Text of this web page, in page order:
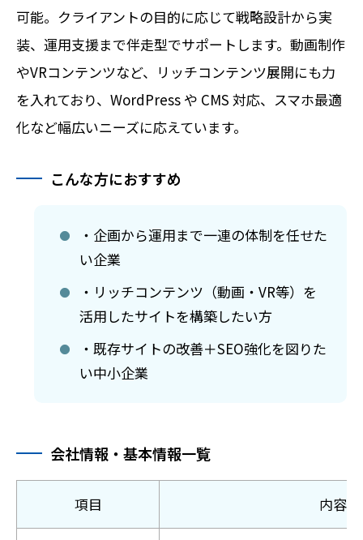
可能。クライアントの目的に応じて戦略設計から実
装、運用支援まで伴走型でサポートします。動画制作
やVRコンテンツなど、リッチコンテンツ展開にも力
を入れており、WordPress や CMS 対応、スマホ最適
化など幅広いニーズに応えています。
こんな方におすすめ
・企画から運用まで一連の体制を任せた
い企業
・リッチコンテンツ（動画・VR等）を
活用したサイトを構築したい方
・既存サイトの改善＋SEO強化を図りた
い中小企業
会社情報・基本情報一覧
項目 内容